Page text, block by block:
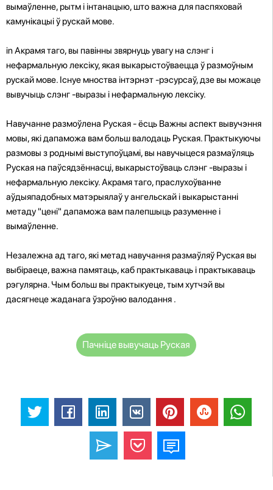
вымаўленне, рытм і інтанацыю, што важна для паспяховай
камунікацыі ў рускай мове.
in Акрамя таго, вы павінны звярнуць увагу на слэнг і
нефармальную лексіку, якая выкарыстоўваецца ў размоўным
рускай мове. Існуе мноства інтэрнэт -рэсурсаў, дзе вы можаце
вывучыць слэнг -выразы і нефармальную лексіку.
Навучанне размоўлена Руская - ёсць Важны аспект вывучэння
мовы, які дапаможа вам больш валодаць Руская. Практыкуючы
размовы з роднымі выступоўцамі, вы навучыцеся размаўляць
Руская на паўсядзённасці, выкарыстоўваць слэнг -выразы і
нефармальную лексіку. Акрамя таго, праслухоўванне
аўдыяпадобных матэрыялаў у ангельскай і выкарыстанні
метаду "цені" дапаможа вам палепшыць разуменне і
вымаўленне.
Незалежна ад таго, які метад навучання размаўляў Руская вы
выбіраеце, важна памятаць, каб практыкаваць і практыкаваць
рэгулярна. Чым больш вы практыкуеце, тым хутчэй вы
дасягнеце жаданага ўзроўню валодання .
Пачніце вывучаць Руская